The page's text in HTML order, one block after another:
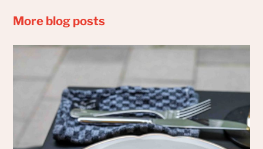
More blog posts